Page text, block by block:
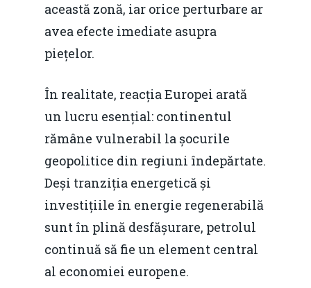
această zonă, iar orice perturbare ar
avea efecte imediate asupra
piețelor.
În realitate, reacția Europei arată
un lucru esențial: continentul
rămâne vulnerabil la șocurile
geopolitice din regiuni îndepărtate.
Deși tranziția energetică și
investițiile în energie regenerabilă
sunt în plină desfășurare, petrolul
continuă să fie un element central
al economiei europene.